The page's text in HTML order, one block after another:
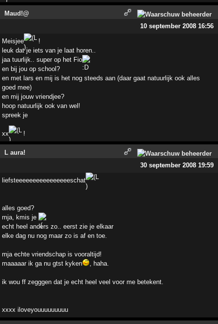
Maud!@
10 september 2008 16:56
Meisjee
!
leuk dat je iets van je laat horen..
jaa tuurlijk.. super op het Fio
en bij jou op school?
en met lars en mij is het nog steeds aan (daar gaat natuurlijk ook alles
goed mee)
en mij jouw vriendjee?
hoop natuurlijk ook van wel!
spreek je
xx !
L aura!
30 september 2008 19:59
liefsteeeeeeeeeeeeeeeeschat
alles goed?
mja, kmis je
echt heel anders zo.. eerst zie je elkaar
elke dag nu nog maar zo is af en toe.
mja echte vriendschap is vooraltijd!
maaaaar ik ga nu gtst kyken
, haha.
ik wou ff zegggen dat je echt heel veel voor me betekent.
xxxx iloveyouuuuuuuuu